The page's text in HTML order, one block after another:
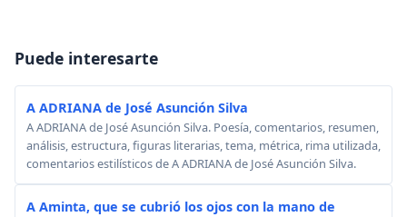
Puede interesarte
A ADRIANA de José Asunción Silva
A ADRIANA de José Asunción Silva. Poesía, comentarios, resumen,
análisis, estructura, figuras literarias, tema, métrica, rima utilizada,
comentarios estilísticos de A ADRIANA de José Asunción Silva.
A Aminta, que se cubrió los ojos con la mano de